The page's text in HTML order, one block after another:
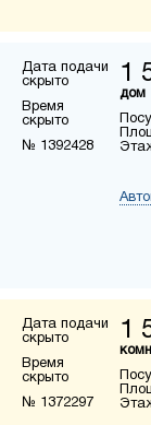
Дата подачи
скрыто
Время
скрыто
№ 1392428
1
дом
Дата подачи
скрыто
Время
скрыто
№ 1372297
1